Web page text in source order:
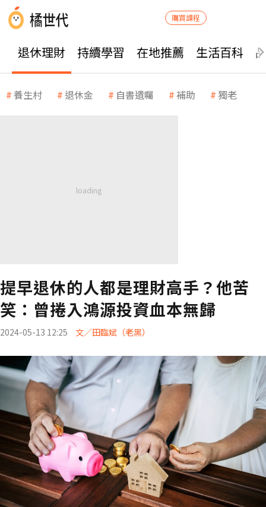
購買課程
退休理財 持續學習 在地推薦 生活百科
養生村 退休金 自書遺囑 補助 獨老
提早退休的人都是理財高手？他苦
笑：曾捲入鴻源投資血本無歸
2024-05-13 12:25 文／田臨斌（老黑）